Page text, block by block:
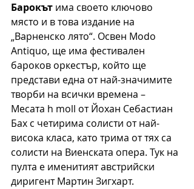
Барокът има своето ключово
място и в това издание на
„Варненско лято“. Освен Modo
Antiquo, ще има фестивален
бароков оркестър, който ще
представи една от най-значимите
творби на всички времена –
Месата h moll от Йохан Себастиан
Бах с четирима солисти от най-
висока класа, като трима от тях са
солисти на Виенската опера. Тук на
пулта е именитият австрийски
диригент Мартин Зигхарт.